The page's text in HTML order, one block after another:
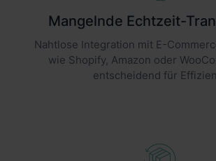
Mangelnde Echtzeit-
Nahtlose Integration mit E-
wie Shopify, Amazon oder
entscheidend für